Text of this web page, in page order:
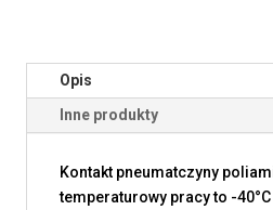
Opis
Inne produkty
Kontakt pneumatczyny
temperaturowy pracy to -40°C